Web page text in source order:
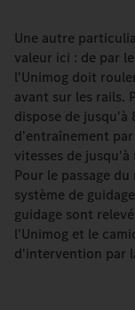
Une autre
valeur ici : de par
l'Unimog doit
avant sur les rails.
dispose de jusqu'à
d'entraînement
vitesses de
Pour le passage
système de
guidage sont
l'Unimog et le
d'intervention par